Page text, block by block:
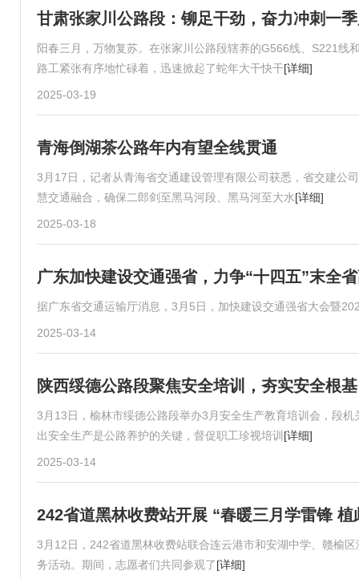
甘肃张家川公路段：铆足干劲，奋力冲刺一
阳春三月，万物复苏。在张家川公路段辖养的G566线、S221
路工紧张有序地忙碌着，迅速掀起了蛇年大干快干[详细]
2025-03-19
青海倒湖茶公路年内有望全线贯通
3月17日，记者从青海省交通建设管理有限公司获悉，省交建公
慧交通融合，确保二郎剑至黑马河段、黑马河至大水[详细]
2025-03-18
广东加快建设交通强省，力争“十四五”末全
据广东省交通运输厅消息，3月5日，加快建设交通强省大会暨
2025-03-14
陕西绥德公路段聚焦安全培训，夯实安全根基
3月13日，榆林市绥德公路段举办3月安全生产教育培训会，段
出安全生产是公路养护的关键，督促职工珍视培训 [详细]
2025-03-14
242省道黑林收费站开展 “春暖三月学雷锋
3月12日，242省道黑林收费站联合连云港市和安湖中学、赣榆
务活动。期间，志愿者们共同参观了[详细]